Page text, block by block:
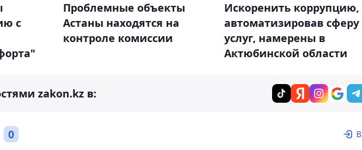
с
Проблемные объекты
Астаны находятся на
контроле комиссии
Искоренить коррупцию,
автоматизировав сферу
услуг, намерены в
Актюбинской области
zakon.kz в:
0